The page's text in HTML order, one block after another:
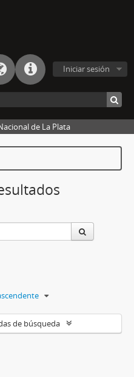
Iniciar sesión
de La Plata
de búsqueda